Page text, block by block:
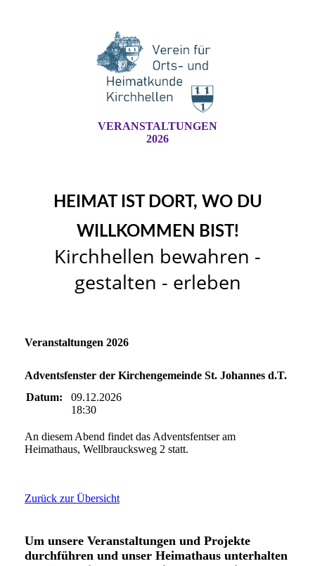
VERANSTALTUNGEN
2026
HEIMAT IST DORT, WO DU
WILLKOMMEN BIST!
Kirchhellen bewahren -
gestalten - erleben
Veranstaltungen 2026
Adventsfenster der Kirchengemeinde St. Johannes d.T.
Datum:
09.12.2026
18:30
An diesem Abend findet das Adventsfentser am
Heimathaus, Wellbraucksweg 2 statt.
Zurück zur Übersicht
Um unsere Veranstaltungen und Projekte
durchführen und unser Heimathaus unterhalten